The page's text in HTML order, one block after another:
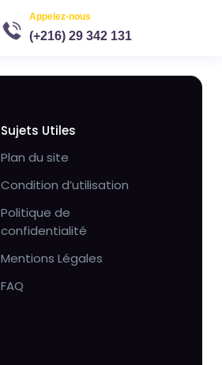
Appelez-nous
(+216) 29 342 131
Sujets Utiles
Plan du site
Condition d’utilisation
Politique de
confidentialité
Mentions Légales
FAQ